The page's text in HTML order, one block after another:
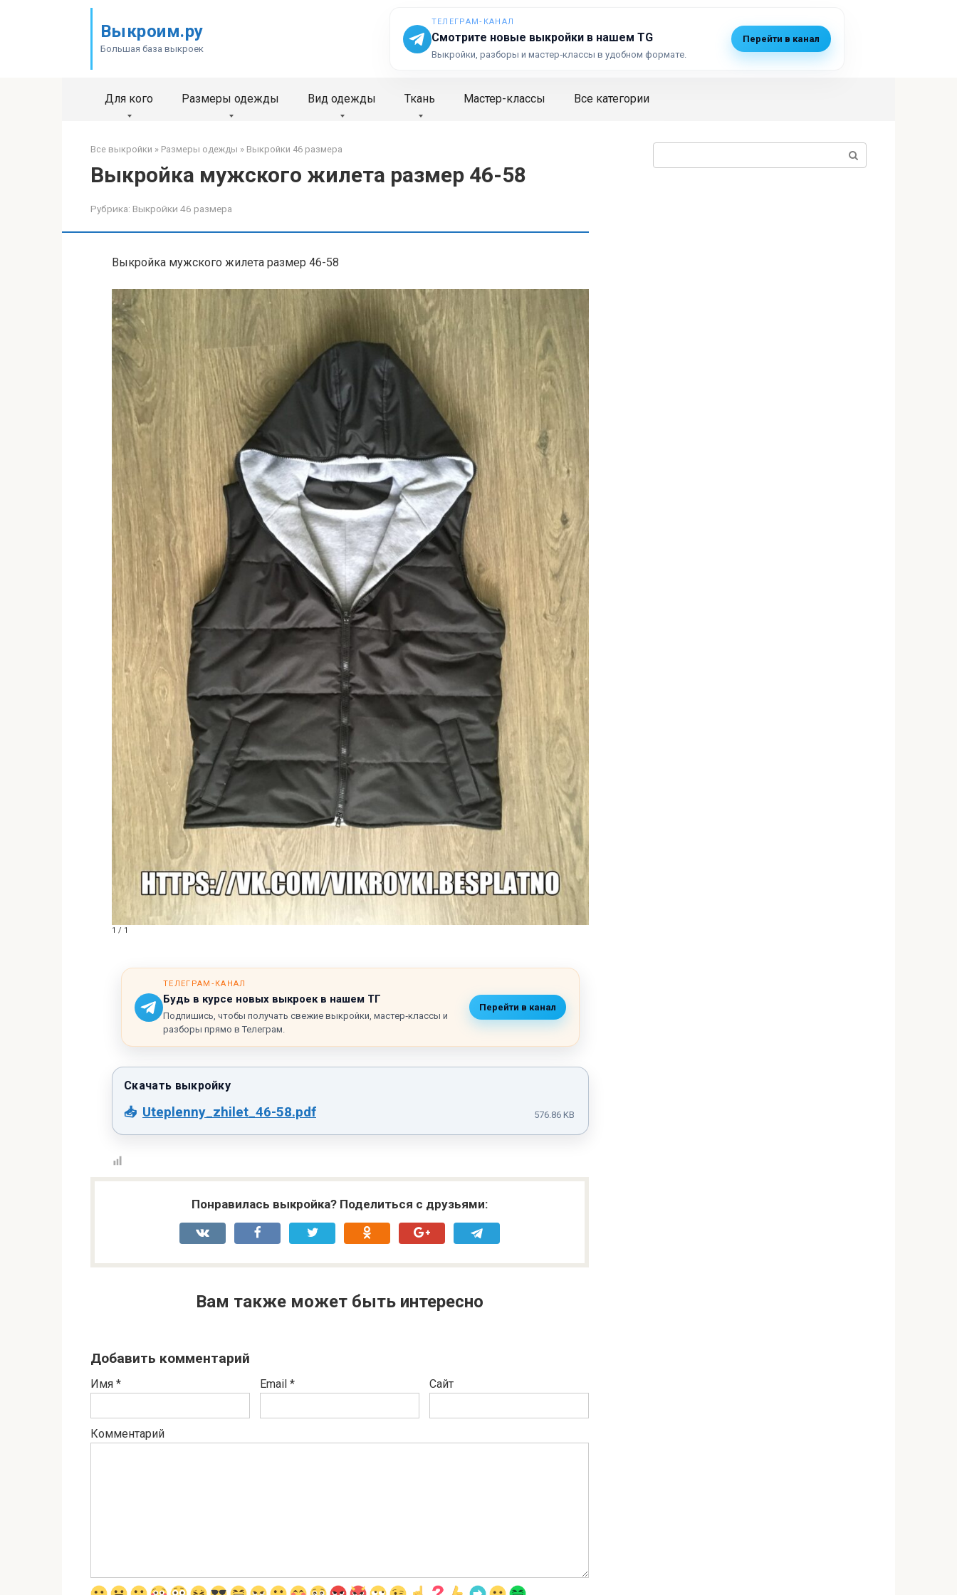
Выкроим.ру
Большая база выкроек
ТЕЛЕГРАМ‑КАНАЛ
Смотрите новые выкройки в нашем TG
Выкройки, разборы и мастер‑классы в удобном формате.
Перейти в канал
Для кого Размеры одежды Вид одежды Ткань Мастер-классы Все категории
Все выкройки » Размеры одежды » Выкройки 46 размера
Выкройка мужского жилета размер 46-58
Рубрика: Выкройки 46 размера
Выкройка мужского жилета размер 46-58
1 / 1
ТЕЛЕГРАМ‑КАНАЛ
Будь в курсе новых выкроек в нашем ТГ
Подпишись, чтобы получать свежие выкройки, мастер‑классы и
разборы прямо в Телеграм.
Перейти в канал
Uteplenny_zhilet_46-58.pdf 576.86 KB
Понравилась выкройка? Поделиться с друзьями:
Вам также может быть интересно
Добавить комментарий
Имя * Email * Сайт
Комментарий